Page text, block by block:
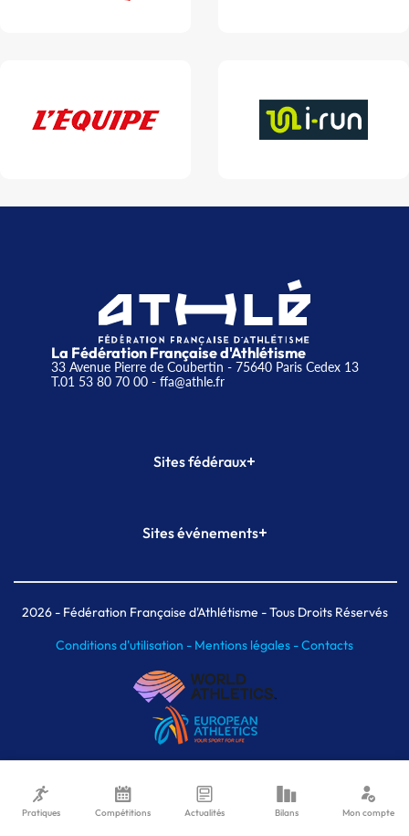
La Fédération Française d'Athlétisme
33 Avenue Pierre de Coubertin - 75640 Paris Cedex 13
T.01 53 80 70 00- ffa@athle.fr
Sites fédéraux+
Plateforme Formation
Sites événements+
Meeting de Paris indoor
MAIF Ekiden de Paris
2026- Fédération Française d'Athlétisme - Tous Droits Réservés
Conditions d'utilisation - Mentions légales -Contacts
Pratiques Compétitions Actualités Bilans Mon compte